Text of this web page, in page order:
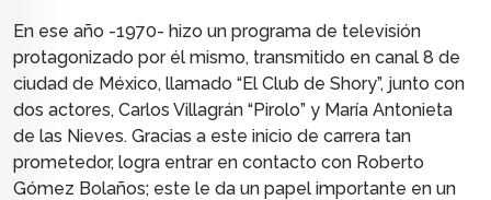
En ese año -1970- hizo un programa de televisión
protagonizado por él mismo, transmitido en canal 8 de
ciudad de México, llamado “El Club de Shory”, junto con
dos actores, Carlos Villagrán “Pirolo” y María Antonieta
de las Nieves. Gracias a este inicio de carrera tan
prometedor, logra entrar en contacto con Roberto
Gómez Bolaños; este le da un papel importante en un